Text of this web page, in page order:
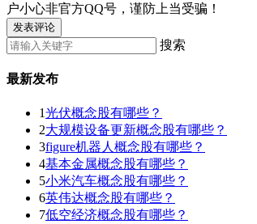
户小心非官方QQ号，谨防上当受骗！
发表评论
搜索
最新发布
1光伏概念股有哪些？
2大规模设备更新概念股有哪些？
3figure机器人概念股有哪些？
4基本金属概念股有哪些？
5小米汽车概念股有哪些？
6英伟达概念股有哪些？
7低空经济概念股有哪些？